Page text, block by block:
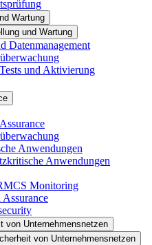
Wartung
und Wartung
Datenmanagement
und Aktivierung
Anwendungen
Anwendungen
Monitoring
von Unternehmensnetzen
von Unternehmensnetzen